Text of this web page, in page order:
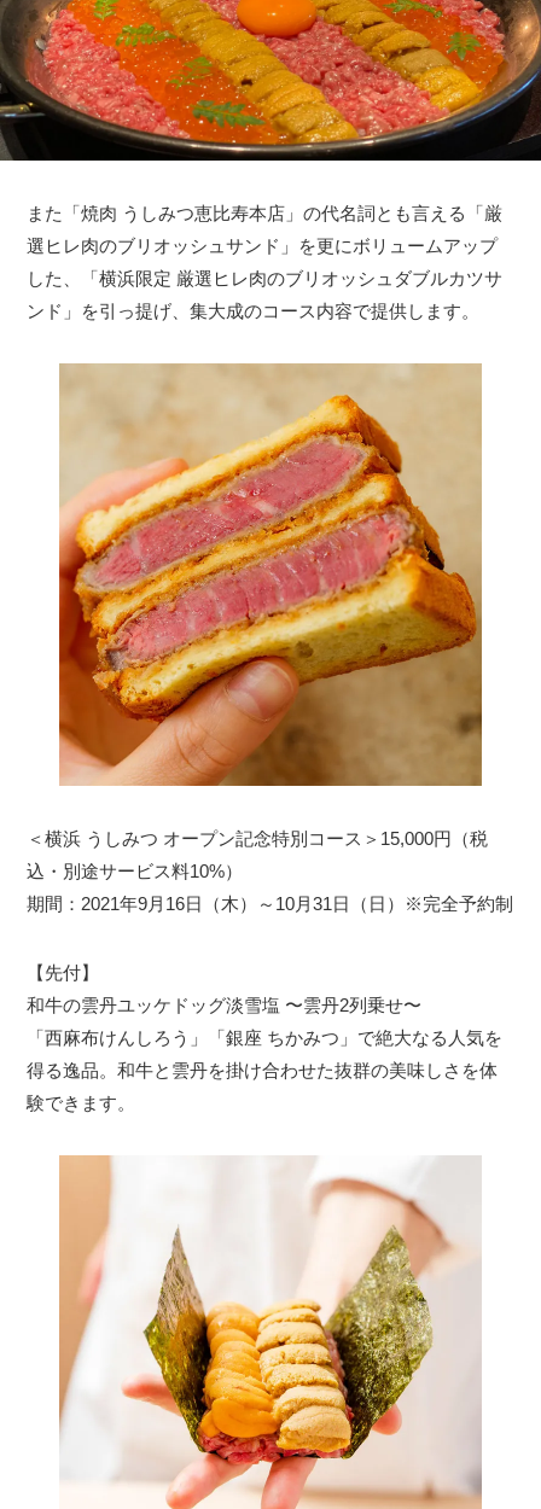
また「焼肉 うしみつ恵比寿本店」の代名詞とも言える「厳
選ヒレ肉のブリオッシュサンド」を更にボリュームアップ
した、「横浜限定 厳選ヒレ肉のブリオッシュダブルカツサ
ンド」を引っ提げ、集大成のコース内容で提供します。
＜横浜 うしみつ オープン記念特別コース＞15,000円（税
込・別途サービス料10%）
期間：2021年9月16日（木）～10月31日（日）※完全予約制
【先付】
和牛の雲丹ユッケドッグ淡雪塩 〜雲丹2列乗せ〜
「西麻布けんしろう」「銀座 ちかみつ」で絶大なる人気を
得る逸品。和牛と雲丹を掛け合わせた抜群の美味しさを体
験できます。